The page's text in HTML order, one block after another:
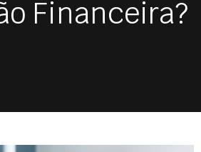
Financeira?